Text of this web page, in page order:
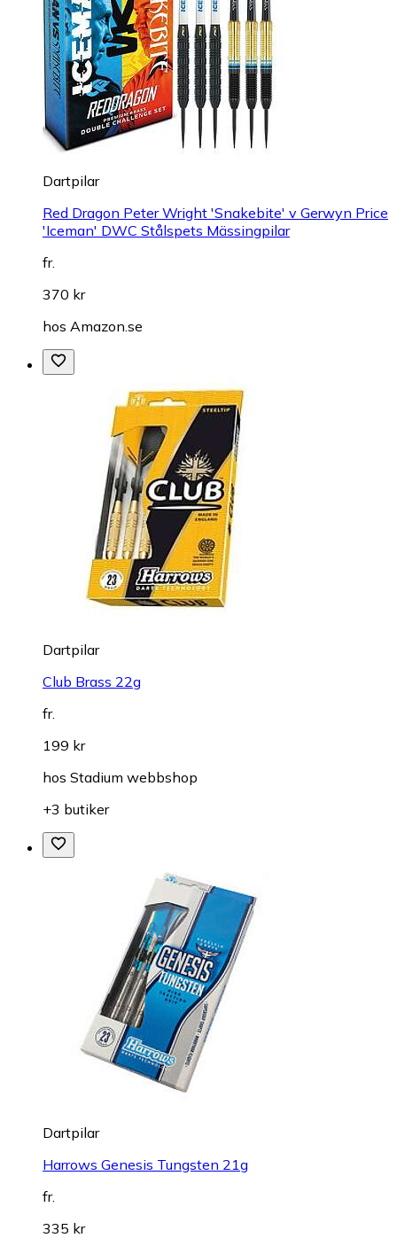
Dartpilar
Red Dragon Peter Wright 'Snakebite' v Gerwyn Price
'Iceman' DWC Stålspets Mässingpilar
fr.
370 kr
hos Amazon.se
Dartpilar
Club Brass 22g
fr.
199 kr
hos Stadium webbshop
+3 butiker
Dartpilar
Harrows Genesis Tungsten 21g
fr.
335 kr